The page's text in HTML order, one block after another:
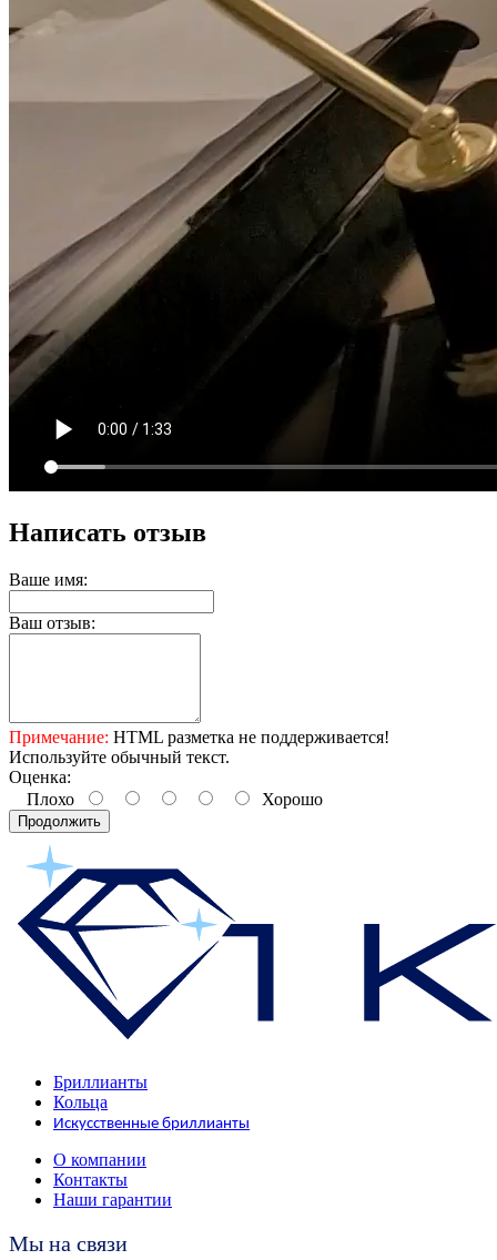
Написать отзыв
Ваше имя:
Ваш отзыв:
Примечание: HTML разметка не поддерживается!
Используйте обычный текст.
Оценка:
Плохо
Хорошо
Продолжить
Бриллианты
Кольца
Искусственные бриллианты
О компании
Контакты
Наши гарантии
Мы на связи